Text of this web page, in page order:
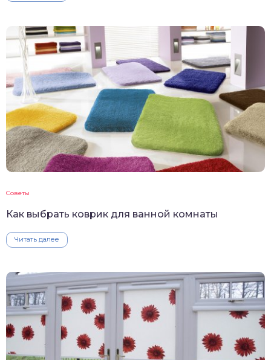
Советы
Как выбрать коврик для ванной комнаты
Читать далее